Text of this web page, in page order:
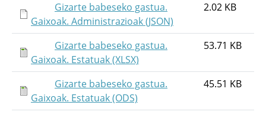
Gizarte babeseko gastua.
Gaixoak. Administrazioak (JSON)
2.02 KB
Gizarte babeseko gastua.
Gaixoak. Estatuak (XLSX)
53.71 KB
Gizarte babeseko gastua.
Gaixoak. Estatuak (ODS)
45.51 KB